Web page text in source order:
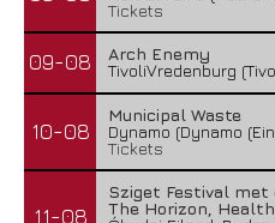
Tickets
09-08
Arch Enemy
TivoliVredenburg
10-08
Municipal Waste
Dynamo (Dynamo
Tickets
11-08
Sziget Festival met
The Horizon, Health